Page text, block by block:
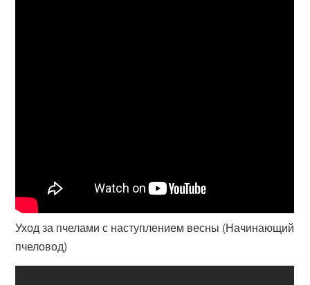
Уход за пчелами с наступлением весны (Начинающий
пчеловод)